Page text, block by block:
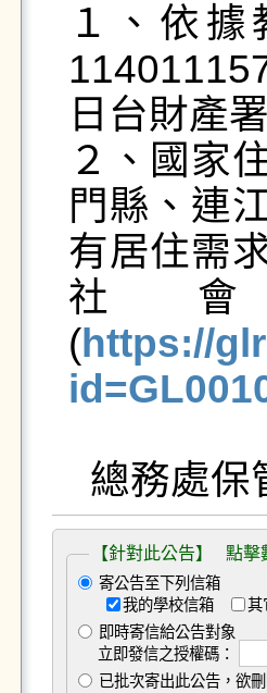
１、依
日台財產
２、國家
門縣、連
有居住需
社
(https://
總務處保
【針對此公告】 點擊
寄公告至下列信箱
我的學校信箱
其
即時寄信給公告對象
立即發信之授權碼：
已批次寄出此公告，欲